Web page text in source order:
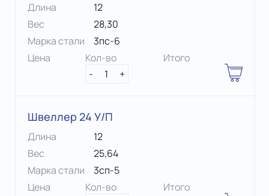
Длина
12
Вес
28,30
Марка стали
3пс-6
Цена
Кол-во
-
1 +
Итого
Швеллер 24 У/П
Длина
12
Вес
25,64
Марка стали
3сп-5
Цена
Кол-во
Итого